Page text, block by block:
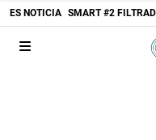
ES NOTICIA SMART #2